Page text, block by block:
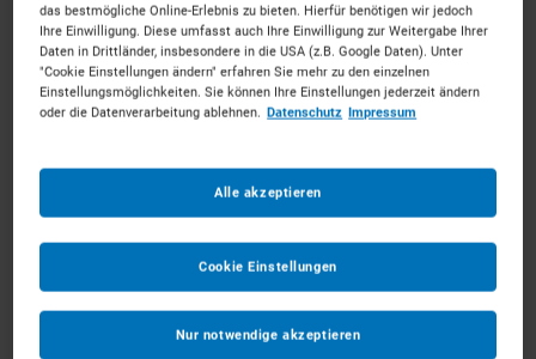
MEHR ERFAHREN
IN DEN WARENKORB
das bestmögliche Online-Erlebnis zu bieten. Hierfür benötigen wir jedoch
Ihre Einwilligung. Diese umfasst auch Ihre Einwilligung zur Weitergabe Ihrer
Daten in Drittländer, insbesondere in die USA (z.B. Google Daten). Unter
"Cookie Einstellungen ändern" erfahren Sie mehr zu den einzelnen
Einstellungsmöglichkeiten. Sie können Ihre Einstellungen jederzeit ändern
oder die Datenverarbeitung ablehnen. Datenschutz Impressum
Nur notwendige akzeptieren
Alle akzeptieren
Cookie Einstellungen